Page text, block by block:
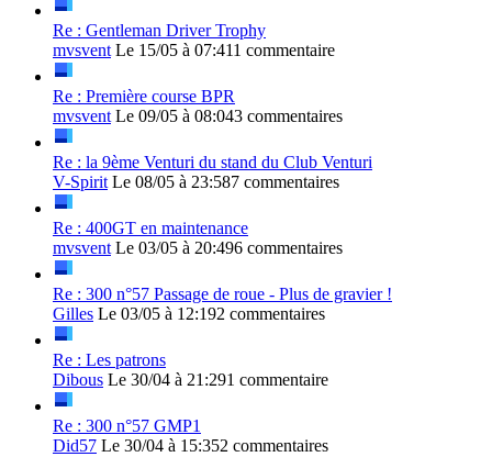
Re : Gentleman Driver Trophy
mvsvent Le 15/05 à 07:411 commentaire
Re : Première course BPR
mvsvent Le 09/05 à 08:043 commentaires
Re : la 9ème Venturi du stand du Club Venturi
V-Spirit Le 08/05 à 23:587 commentaires
Re : 400GT en maintenance
mvsvent Le 03/05 à 20:496 commentaires
Re : 300 n°57 Passage de roue - Plus de gravier !
Gilles Le 03/05 à 12:192 commentaires
Re : Les patrons
Dibous Le 30/04 à 21:291 commentaire
Re : 300 n°57 GMP1
Did57 Le 30/04 à 15:352 commentaires